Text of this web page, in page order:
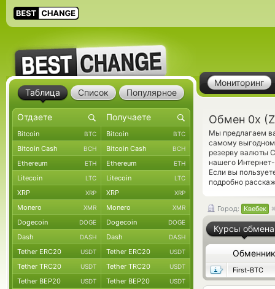
Мониторинг
Обмен 0x
Мы предлагаем
самому
резерву валюты
нашего
Если вы
подробно
Город: Квебек
Курсы обмена
Обменник
First-BTC
Таблица Список Популярное
Bitcoin BTC Bitcoin BTC
Bitcoin Cash BCH Bitcoin Cash BCH
Ethereum ETH Ethereum ETH
Litecoin LTC Litecoin LTC
XRP XRP XRP XRP
Monero XMR Monero XMR
Dogecoin DOGE Dogecoin DOGE
Dash DASH Dash DASH
Tether ERC20 USDT Tether ERC20 USDT
Tether TRC20 USDT Tether TRC20 USDT
Tether BEP20 USDT Tether BEP20 USDT